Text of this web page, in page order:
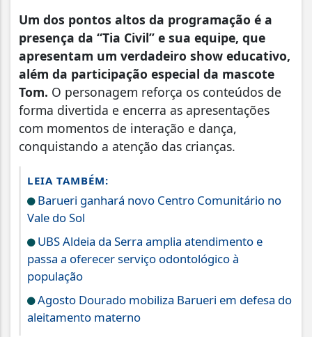
Um dos pontos altos da programação é a
presença da “Tia Civil” e sua equipe, que
apresentam um verdadeiro show educativo,
além da participação especial da mascote
Tom. O personagem reforça os conteúdos de
forma divertida e encerra as apresentações
com momentos de interação e dança,
conquistando a atenção das crianças.
LEIA TAMBÉM:
Barueri ganhará novo Centro Comunitário no
Vale do Sol
UBS Aldeia da Serra amplia atendimento e
passa a oferecer serviço odontológico à
população
Agosto Dourado mobiliza Barueri em defesa do
aleitamento materno